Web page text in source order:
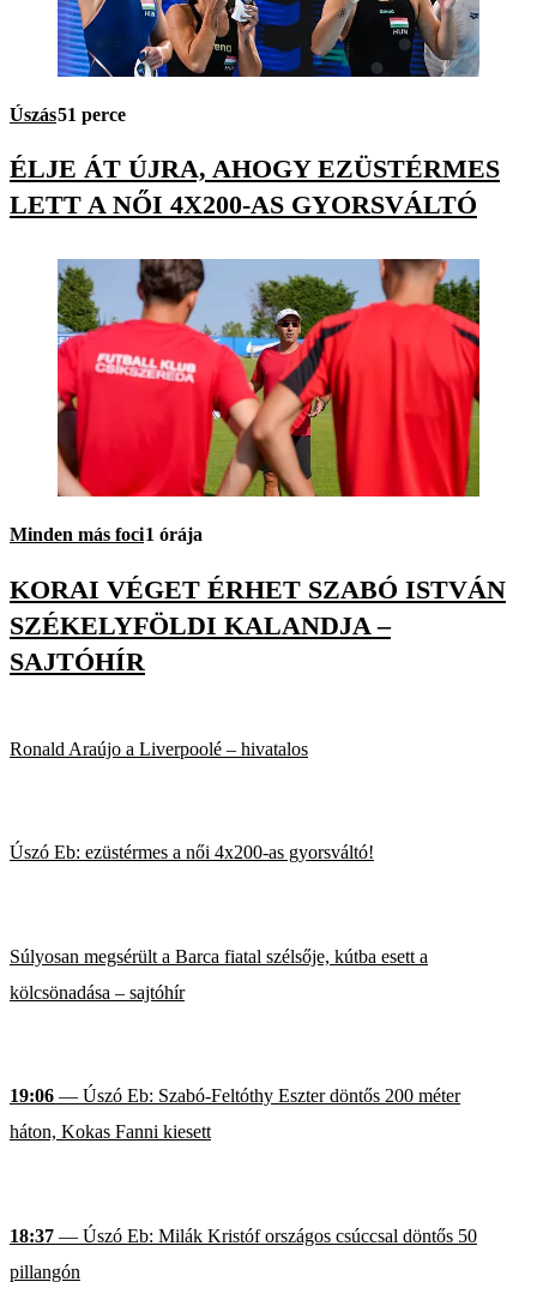
Úszás51 perce
ÉLJE ÁT ÚJRA, AHOGY EZÜSTÉRMES
LETT A NŐI 4X200-AS GYORSVÁLTÓ
Minden más foci1 órája
KORAI VÉGET ÉRHET SZABÓ ISTVÁN
SZÉKELYFÖLDI KALANDJA –
SAJTÓHÍR
Ronald Araújo a Liverpoolé – hivatalos
Úszó Eb: ezüstérmes a női 4x200-as gyorsváltó!
Súlyosan megsérült a Barca fiatal szélsője, kútba esett a
kölcsönadása – sajtóhír
19:06 — Úszó Eb: Szabó-Feltóthy Eszter döntős 200 méter
háton, Kokas Fanni kiesett
18:37 — Úszó Eb: Milák Kristóf országos csúccsal döntős 50
pillangón